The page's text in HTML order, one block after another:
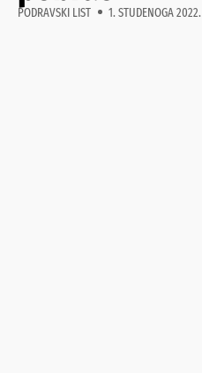
PODRAVSKI LIST 1. STUDENOGA 2022.